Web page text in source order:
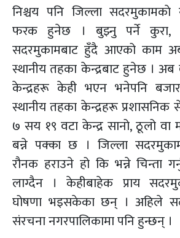
निश्चय पनि जिल्ला सदरमुकामकाे
फरक हुनेछ । बुझ्नु पर्ने कुरा,
सदरमुकामबाट हुँदै आएको काम
स्थानीय तहका केन्द्रबाट हुनेछ । अब
केन्द्रहरू केही भएन भनेपनि
स्थानीय तहका केन्द्रहरू प्रशासनिक
७ सय १९ वटा केन्द्र सानो, ठूलो वा
बन्ने पक्का छ । जिल्ला
रौनक हराउने हो कि भन्ने चिन्ता
लाग्दैन । केहीबाहेक प्राय
घोषणा भइसकेका छन् । अहिले
संरचना नगरपालिकामा पनि हुन्छन् ।